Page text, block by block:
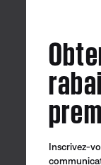
Bose
Inscrivez-